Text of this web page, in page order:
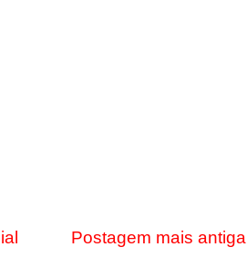
Postagem mais antiga